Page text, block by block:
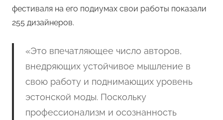
фестиваля на его подиумах свои работы показали
255 дизайнеров.
«Это впечатляющее число авторов,
внедряющих устойчивое мышление в
свою работу и поднимающих уровень
эстонской моды. Поскольку
профессионализм и осознанность